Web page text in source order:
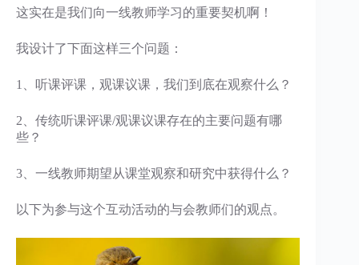
这实在是我们向一线教师学习的重要契机啊！
我设计了下面这样三个问题：
1、听课评课，观课议课，我们到底在观察什么？
2、传统听课评课/观课议课存在的主要问题有哪
些？
3、一线教师期望从课堂观察和研究中获得什么？
以下为参与这个互动活动的与会教师们的观点。